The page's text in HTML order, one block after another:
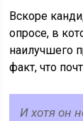
Вскоре
опросе, в
наилучшего
факт, что
И хотя он